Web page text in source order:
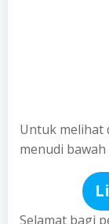
Untuk melihat
menudi bawah
Selamat bagi